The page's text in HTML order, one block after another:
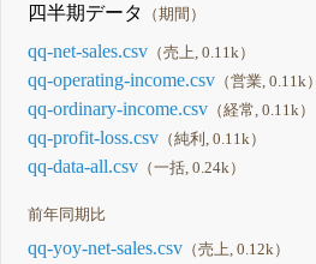
四半期データ （期間）
qq-net-sales.csv （売上, 0.11k）
qq-operating-income.csv （営業, 0.11k）
qq-ordinary-income.csv （経常, 0.11k）
qq-profit-loss.csv （純利, 0.11k）
qq-data-all.csv （一括, 0.24k）
前年同期比
qq-yoy-net-sales.csv （売上, 0.12k）